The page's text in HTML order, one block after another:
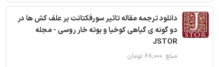
دانلود ترجمه مقاله تاثیر سورفکتانت بر علف کش ها در
دو گونه ی گیاهی کوخیا و بوته خار روسی - مجله
JSTOR
مبلغ: ۶۸,۰۰۰ تومان